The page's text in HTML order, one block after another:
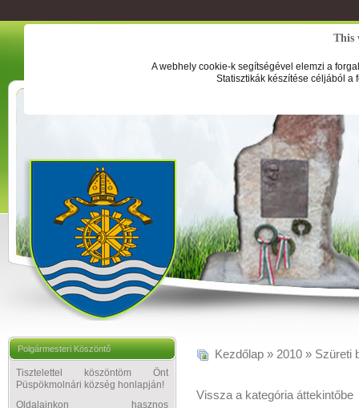
This
A webhely cookie-k segítségével elemzi a
Statisztikák készítése céljából a
Polgármesteri Köszöntő
Tisztelettel köszöntöm Önt
Püspökmolnári község honlapján!
Oldalainkon hasznos
Kezdőlap » 2010 » Szüreti
Vissza a kategória áttekintőbe